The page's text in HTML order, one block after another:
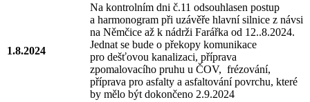
1.8.2024
Na kontrolním dni č.11 odsouhlasen postup
a harmonogram při uzávěře hlavní silnice z návsi
na Němčice až k nádrži Farářka od 12..8.2024.
Jednat se bude o překopy komunikace
pro dešťovou kanalizaci, příprava
zpomalovacího pruhu u ČOV, frézování,
příprava pro asfalty a asfaltování povrchu, které
by mělo být dokončeno 2.9.2024